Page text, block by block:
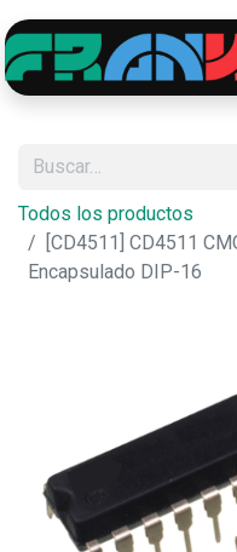
Todos los productos
[CD4511] CD4511
Encapsulado DIP-16